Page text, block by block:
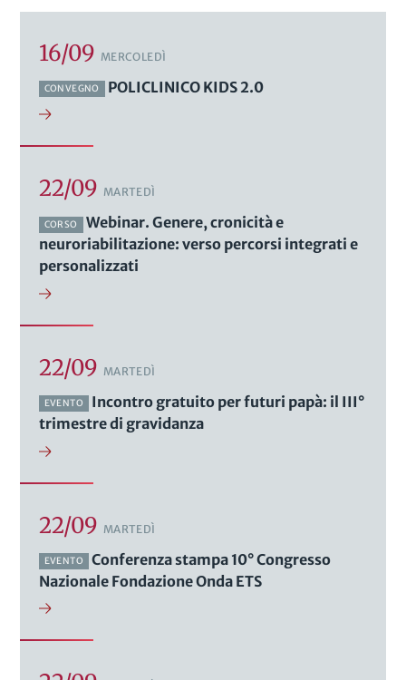
16/09 MERCOLEDÌ
CONVEGNO POLICLINICO KIDS 2.0
22/09 MARTEDÌ
CORSO
Webinar. Genere, cronicità e
neuroriabilitazione: verso percorsi integrati e
personalizzati
22/09 MARTEDÌ
EVENTO
Incontro gratuito per futuri papà: il III°
trimestre di gravidanza
22/09 MARTEDÌ
EVENTO
Conferenza stampa 10° Congresso
Nazionale Fondazione Onda ETS